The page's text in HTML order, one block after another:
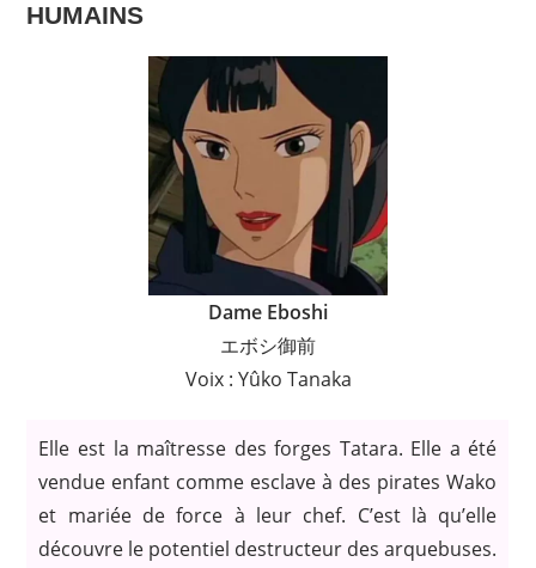
HUMAINS
Dame Eboshi
エボシ御前
Voix : Yûko Tanaka
Elle est la maîtresse des forges Tatara. Elle a été
vendue enfant comme esclave à des pirates Wako
et mariée de force à leur chef. C’est là qu’elle
découvre le potentiel destructeur des arquebuses.